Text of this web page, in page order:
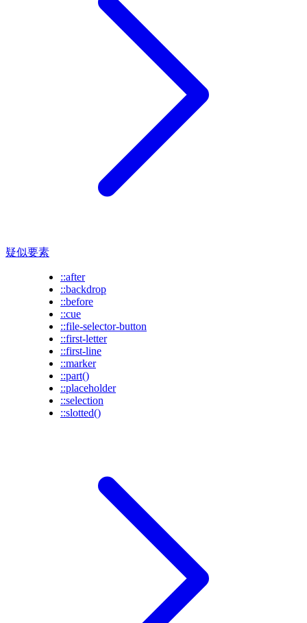
疑似要素
::after
::backdrop
::before
::cue
::file-selector-button
::first-letter
::first-line
::marker
::part()
::placeholder
::selection
::slotted()